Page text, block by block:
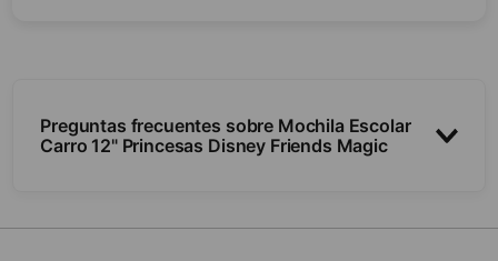
Preguntas frecuentes sobre Mochila Escolar
Carro 12" Princesas Disney Friends Magic